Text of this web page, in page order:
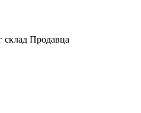
склад Продавца